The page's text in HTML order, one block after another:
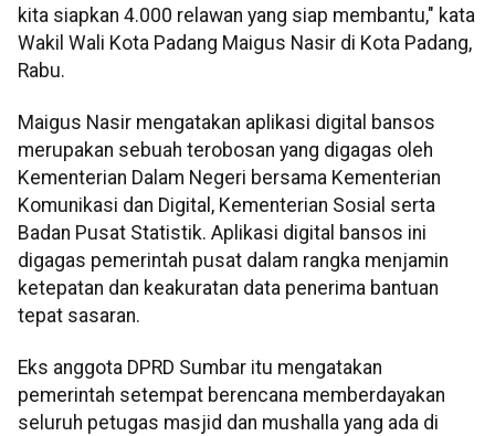
kita siapkan 4.000 relawan yang siap membantu," kata
Wakil Wali Kota Padang Maigus Nasir di Kota Padang,
Rabu.
Maigus Nasir mengatakan aplikasi digital bansos
merupakan sebuah terobosan yang digagas oleh
Kementerian Dalam Negeri bersama Kementerian
Komunikasi dan Digital, Kementerian Sosial serta
Badan Pusat Statistik. Aplikasi digital bansos ini
digagas pemerintah pusat dalam rangka menjamin
ketepatan dan keakuratan data penerima bantuan
tepat sasaran.
Eks anggota DPRD Sumbar itu mengatakan
pemerintah setempat berencana memberdayakan
seluruh petugas masjid dan mushalla yang ada di